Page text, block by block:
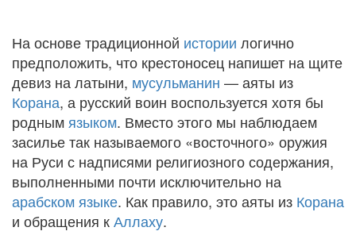
На основе традиционной истории логично
предположить, что крестоносец напишет на щите
девиз на латыни, мусульманин — аяты из
Корана, а русский воин воспользуется хотя бы
родным языком. Вместо этого мы наблюдаем
засилье так называемого «восточного» оружия
на Руси с надписями религиозного содержания,
выполненными почти исключительно на
арабском языке. Как правило, это аяты из Корана
и обращения кАллаху.